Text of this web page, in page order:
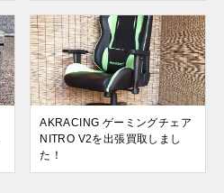
AKRACING ゲーミングチェア
NITRO V2を出張買取しまし
た！